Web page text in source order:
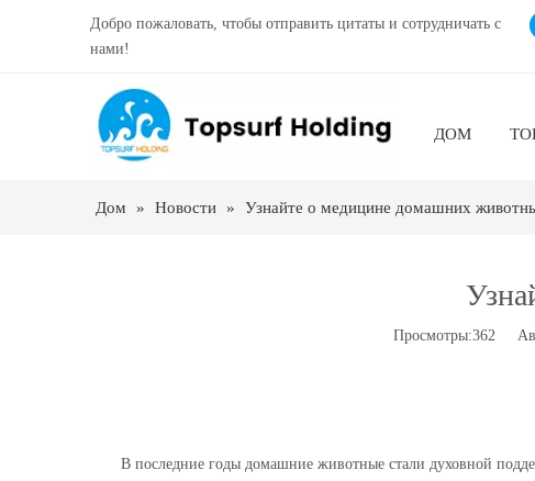
Добро пожаловать, чтобы отправить цитаты и сотрудничать с
нами!
ДОМ
Дом » Новости » Узнайте о медицине домашних
Просмотры:362
В последние годы домашние животные стали духовной